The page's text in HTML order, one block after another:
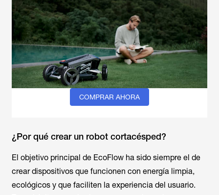
COMPRAR AHORA
¿Por qué crear un robot cortacésped?
El objetivo principal de EcoFlow ha sido siempre el de
crear dispositivos que funcionen con energía limpia,
ecológicos y que faciliten la experiencia del usuario.